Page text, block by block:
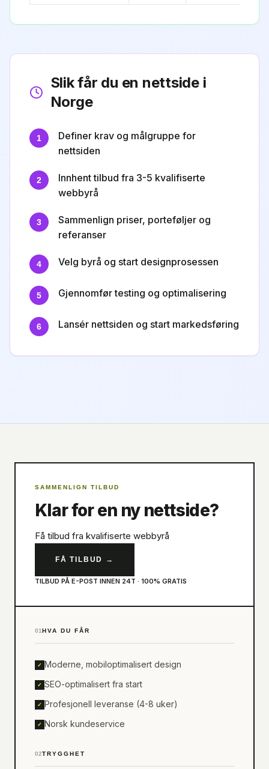
Slik får du en nettside i
Norge
1
Definer krav og målgruppe for
nettsiden
2
Innhent tilbud fra 3-5 kvalifiserte
webbyrå
3
Sammenlign priser, porteføljer og
referanser
4 Velg byrå og start designprosessen
5 Gjennomfør testing og optimalisering
6 Lansér nettsiden og start markedsføring
SAMMENLIGN TILBUD
Klar for en ny nettside?
Få tilbud fra kvalifiserte webbyrå
FÅ TILBUD →
TILBUD PÅ E-POST INNEN 24T · 100% GRATIS
01HVA DU FÅR
✓ Moderne, mobiloptimalisert design
✓ SEO-optimalisert fra start
✓ Profesjonell leveranse (4-8 uker)
✓ Norsk kundeservice
02TRYGGHET